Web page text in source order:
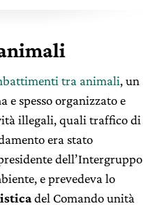
tra animali, un
spesso organizzato e
illegali, quali traffico di
era stato
dell’Intergruppo
e prevedeva lo
del Comando unità